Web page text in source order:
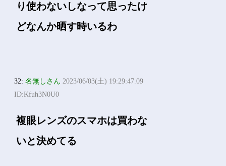
り使わないしなって思ったけ
どなんか晒す時いるわ
32:名無しさん 2023/06/03(土) 19:29:47.09
ID:Kfuh3N0U0
複眼レンズのスマホは買わな
いと決めてる